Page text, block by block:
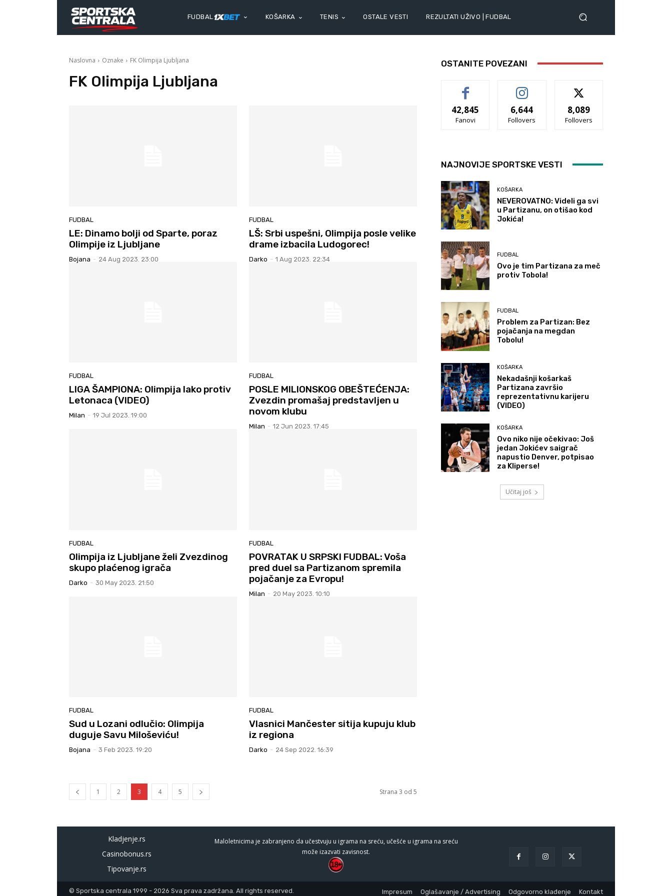
FUDBAL KOŠARKA TENIS OSTALE VESTI REZULTATI UŽIVO | FUDBAL
Naslovna Oznake FK Olimpija Ljubljana
FK Olimpija Ljubljana
FUDBAL
LE: Dinamo bolji od Sparte, poraz
Olimpije iz Ljubljane
Bojana - 24 Aug 2023. 23:00
FUDBAL
LŠ: Srbi uspešni, Olimpija posle velike
drame izbacila Ludogorec!
Darko - 1 Aug 2023. 22:34
FUDBAL
LIGA ŠAMPIONA: Olimpija lako protiv
Letonaca (VIDEO)
Milan - 19 Jul 2023. 19:00
FUDBAL
POSLE MILIONSKOG OBEŠTEĆENJA:
Zvezdin promašaj predstavljen u
novom klubu
Milan - 12 Jun 2023. 17:45
FUDBAL
Olimpija iz Ljubljane želi Zvezdinog
skupo plaćenog igrača
Darko - 30 May 2023. 21:50
FUDBAL
POVRATAK U SRPSKI FUDBAL: Voša
pred duel sa Partizanom spremila
pojačanje za Evropu!
Milan - 20 May 2023. 10:10
FUDBAL
Sud u Lozani odlučio: Olimpija
duguje Savu Miloševiću!
Bojana - 3 Feb 2023. 19:20
FUDBAL
Vlasnici Mančester sitija kupuju klub
iz regiona
Darko - 24 Sep 2022. 16:39
1 2 3 4 5 Strana 3 od 5
OSTANITE POVEZANI
42,845
Fanovi
6,644
Follovers
8,089
Follovers
NAJNOVIJE SPORTSKE VESTI
KOŠARKA
NEVEROVATNO: Videli ga svi
u Partizanu, on otišao kod
Jokića!
FUDBAL
Ovo je tim Partizana za meč
protiv Tobola!
FUDBAL
Problem za Partizan: Bez
pojačanja na megdan
Tobolu!
KOŠARKA
Nekadašnji košarkaš
Partizana završio
reprezentativnu karijeru
(VIDEO)
KOŠARKA
Ovo niko nije očekivao: Još
jedan Jokićev saigrač
napustio Denver, potpisao
za Kliperse!
Učitaj još
Kladjenje.rs
Casinobonus.rs
Tipovanje.rs
Maloletnicima je zabranjeno da učestvuju u igrama na sreću, učešće u igrama na sreću
može izazvati zavisnost.
© Sportska centrala 1999 - 2026 Sva prava zadržana. All rights reserved. Impresum Oglašavanje / Advertising Odgovorno klađenje Kontakt